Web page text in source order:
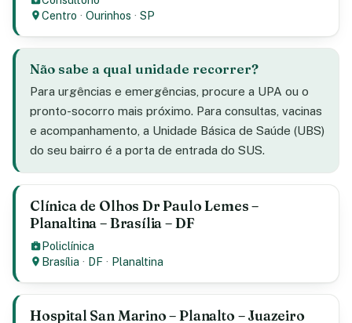
Centro ·Ourinhos ·SP
Não sabe a qual unidade recorrer?
Para urgências e emergências, procure a UPA ou o
pronto-socorro mais próximo. Para consultas, vacinas
e acompanhamento, a Unidade Básica de Saúde (UBS)
do seu bairro é a porta de entrada do SUS.
Clínica de Olhos Dr Paulo Lemes –
Planaltina – Brasília – DF
Policlínica
Brasília · DF · Planaltina
Hospital San Marino – Planalto – Juazeiro